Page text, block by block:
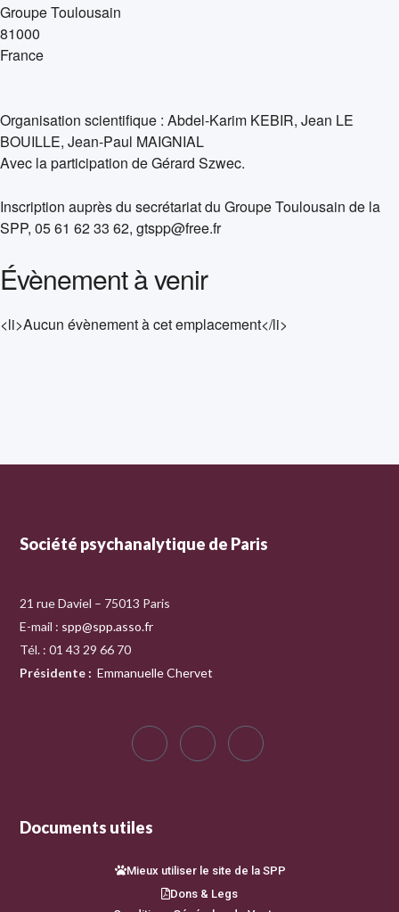
Groupe Toulousain
81000
France
Organisation scientifique : Abdel-Karim KEBIR, Jean LE
BOUILLE, Jean-Paul MAIGNIAL
Avec la participation de Gérard Szwec.
Inscription auprès du secrétariat du Groupe Toulousain de la
SPP, 05 61 62 33 62, gtspp@free.fr
Évènement à venir
<li>Aucun évènement à cet emplacement</li>
Société psychanalytique de Paris
21 rue Daviel – 75013 Paris
E-mail : spp@spp.asso.fr
Tél. : 01 43 29 66 70
Présidente : Emmanuelle Chervet
Documents utiles
Mieux utiliser le site de la SPP
Dons & Legs